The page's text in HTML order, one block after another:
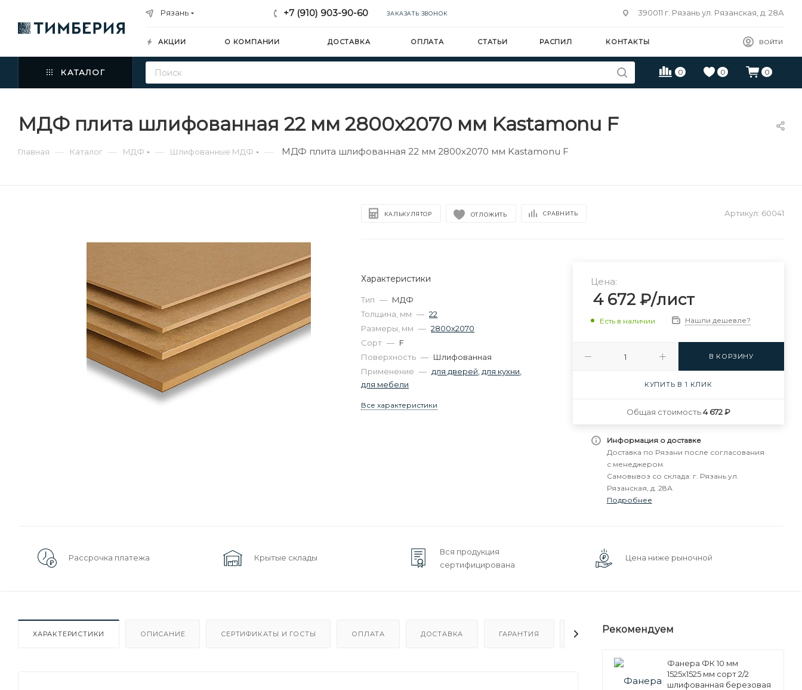
Рязань +7 (910) 903-90-60 ЗАКАЗАТЬ ЗВОНОК 390011 г. Рязань ул. Рязанская, д. 28А
ВОЙТИ
АКЦИИ О КОМПАНИИ ДОСТАВКА ОПЛАТА СТАТЬИ РАСПИЛ КОНТАКТЫ
0 0 0
КАТАЛОГ
МДФ плита шлифованная 22 мм 2800х2070 мм Kastamonu F
Главная — Каталог — МДФ — Шлифованные МДФ — МДФ плита шлифованная 22 мм 2800х2070 мм Kastamonu F
КАЛЬКУЛЯТОР ОТЛОЖИТЬ СРАВНИТЬ Артикул: 60041
Характеристики
Тип — МДФ
Толщина, мм — 22
Размеры, мм — 2800х2070
Сорт — F
Поверхность — Шлифованная
Применение — для дверей для кухни
для мебели
Все характеристики
Цена:
4 672₽/лист
Есть в наличии Нашли дешевле?
В КОРЗИНУ
КУПИТЬ В 1 КЛИК
Общая стоимость4 672 ₽
Информация о доставке
Доставка по Рязани после согласования
с менеджером.
Самовывоз со склада: г. Рязань ул.
Рязанская, д. 28А
Подробнее
Рассрочка платежа Крытые склады
Вся продукция
сертифицирована
Цена ниже рыночной
ХАРАКТЕРИСТИКИ ОПИСАНИЕ СЕРТИФИКАТЫ И ГОСТЫ ОПЛАТА ДОСТАВКА ГАРАНТИЯ ОТЗЫВЫРекомендуем
Фанера ФК 10 мм
1525х1525 мм сорт 2/2
шлифованная березовая